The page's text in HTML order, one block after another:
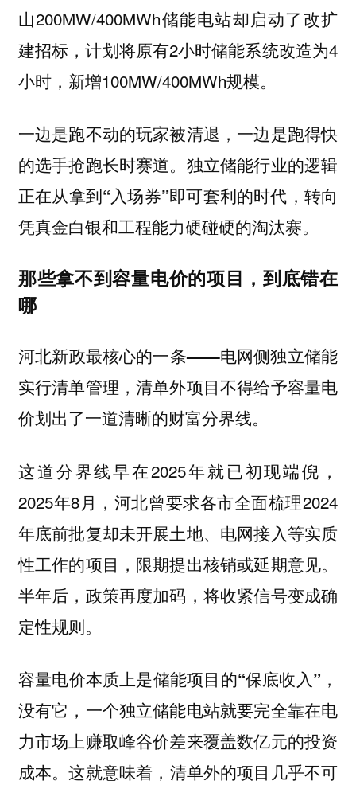
山200MW/400MWh储能电站却启动了改扩
建招标，计划将原有2小时储能系统改造为4
小时，新增100MW/400MWh规模。
一边是跑不动的玩家被清退，一边是跑得快
的选手抢跑长时赛道。 独立储能行业的逻辑
正在从拿到“入场券”即可套利的时代，转向
凭真金白银和工程能力硬碰硬的淘汰赛。
那些拿不到容量电价的项目，到底错在
哪
河北新政最核心的一条——电网侧独立储能
实行清单管理，清单外项目不得给予容量电
价划出了一道清晰的财富分界线。
这道分界线早在2025年就已初现端倪，
2025年8月，河北曾要求各市全面梳理2024
年底前批复却未开展土地、电网接入等实质
性工作的项目，限期提出核销或延期意见。
半年后，政策再度加码，将收紧信号变成确
定性规则。
容量电价本质上是储能项目的“保底收入” ，
没有它，一个独立储能电站就要完全靠在电
力市场上赚取峰谷价差来覆盖数亿元的投资
成本。这就意味着，清单外的项目几乎不可